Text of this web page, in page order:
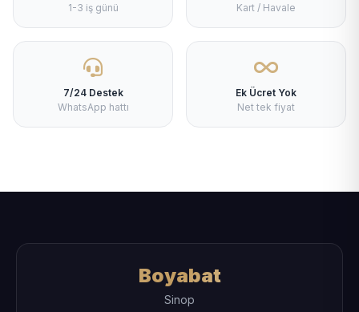
1-3 iş günü
Kart / Havale
7/24 Destek
WhatsApp hattı
Ek Ücret Yok
Net tek fiyat
Boyabat
Sinop